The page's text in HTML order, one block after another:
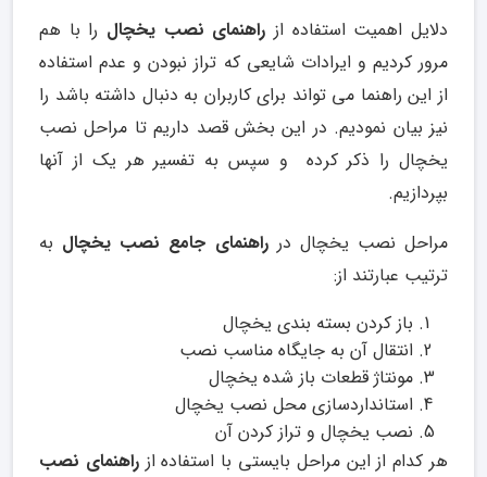
دلایل اهمیت استفاده از راهنمای نصب یخچال را با هم
مرور کردیم و ایرادات شایعی که تراز نبودن و عدم استفاده
از این راهنما می تواند برای کاربران به دنبال داشته باشد را
نیز بیان نمودیم. در این بخش قصد داریم تا مراحل نصب
یخچال را ذکر کرده و سپس به تفسیر هر یک از آنها
بپردازیم.
مراحل نصب یخچال درراهنمای جامع نصب یخچال به
ترتیب عبارتند از:
باز کردن بسته بندی یخچال
انتقال آن به جایگاه مناسب نصب
مونتاژ قطعات باز شده یخچال
استانداردسازی محل نصب یخچال
نصب یخچال و تراز کردن آن
هر کدام از این مراحل بایستی با استفاده ازراهنمای نصب